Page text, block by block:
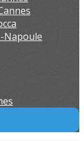
Napoule